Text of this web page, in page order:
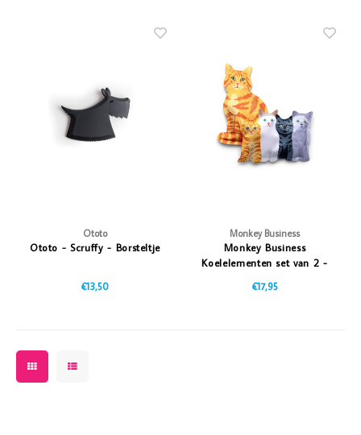
Ototo
Ototo - Scruffy - Borsteltje
€13,50
Monkey Business
Monkey Business
Koelelementen set van 2 -
€17,95